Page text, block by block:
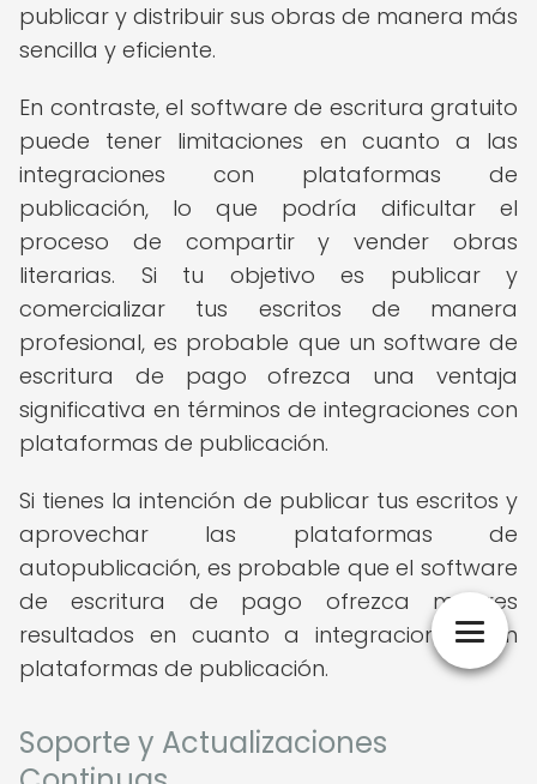
publicar y distribuir sus obras de manera más
sencilla y eficiente.
En contraste, el software de escritura gratuito
puede tener limitaciones en cuanto a las
integraciones con plataformas de
publicación, lo que podría dificultar el
proceso de compartir y vender obras
literarias. Si tu objetivo es publicar y
comercializar tus escritos de manera
profesional, es probable que un software de
escritura de pago ofrezca una ventaja
significativa en términos de integraciones con
plataformas de publicación.
Si tienes la intención de publicar tus escritos y
aprovechar las plataformas de
autopublicación, es probable que el software
de escritura de pago ofrezca mejores
resultados en cuanto a integraciones con
plataformas de publicación.
Soporte y Actualizaciones